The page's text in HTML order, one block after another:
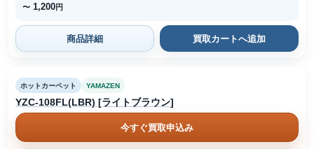
〜 1,200円
商品詳細 買取カートへ追加
ホットカーペット YAMAZEN
YZC-108FL(LBR) [ライトブラウン]
今すぐ買取申込み